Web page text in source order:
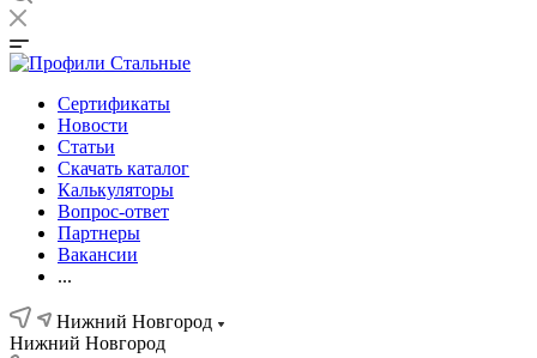
Сертификаты
Новости
Статьи
Скачать каталог
Калькуляторы
Вопрос-ответ
Партнеры
Вакансии
...
Нижний Новгород
Нижний Новгород